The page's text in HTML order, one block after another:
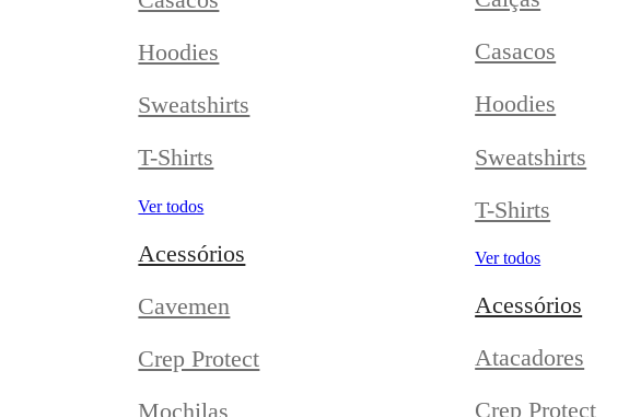
Hoodies
Sweatshirts
T-Shirts
Ver todos
Acessórios
Cavemen
Crep Protect
Mochilas
Casacos
Hoodies
Sweatshirts
T-Shirts
Ver todos
Acessórios
Atacadores
Crep Protect